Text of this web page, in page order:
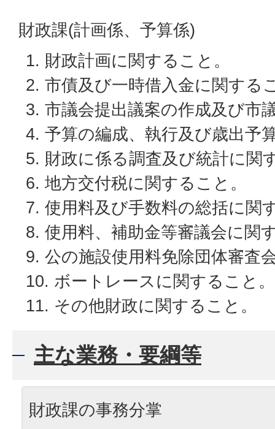
財政課(計画係、予算係)
財政計画に関すること。
市債及び一時借入金に関する
市議会提出議案の作成及び市
予算の編成、執行及び歳出予
財政に係る調査及び統計に関
地方交付税に関すること。
使用料及び手数料の総括に関
使用料、補助金等審議会に関
公の施設使用料免除団体審査
ボートレースに関すること。
その他財政に関すること。
主な業務・要綱等
財政課の事務分掌